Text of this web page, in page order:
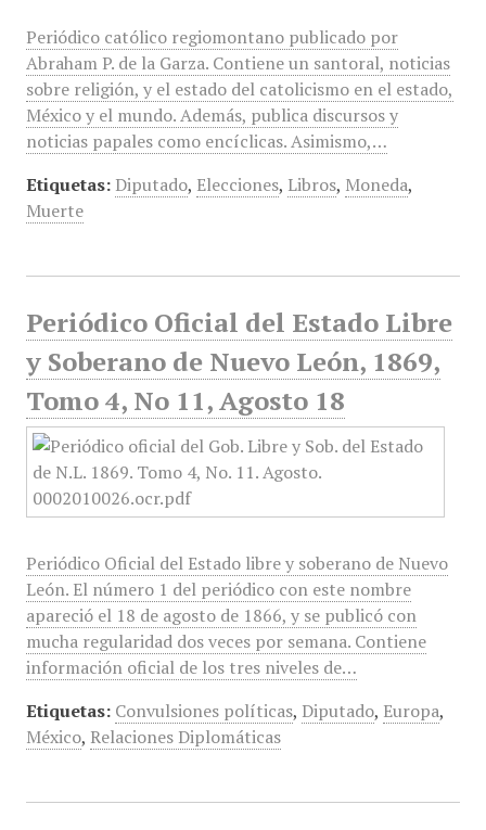
Periódico católico regiomontano publicado por
Abraham P. de la Garza. Contiene un santoral, noticias
sobre religión, y el estado del catolicismo en el estado,
México y el mundo. Además, publica discursos y
noticias papales como encíclicas. Asimismo,…
Etiquetas: Diputado, Elecciones, Libros, Moneda,
Muerte
Periódico Oficial del Estado Libre
y Soberano de Nuevo León, 1869,
Tomo 4, No 11, Agosto 18
Periódico Oficial del Estado libre y soberano de Nuevo
León. El número 1 del periódico con este nombre
apareció el 18 de agosto de 1866, y se publicó con
mucha regularidad dos veces por semana. Contiene
información oficial de los tres niveles de…
Etiquetas: Convulsiones políticas, Diputado, Europa,
México, Relaciones Diplomáticas